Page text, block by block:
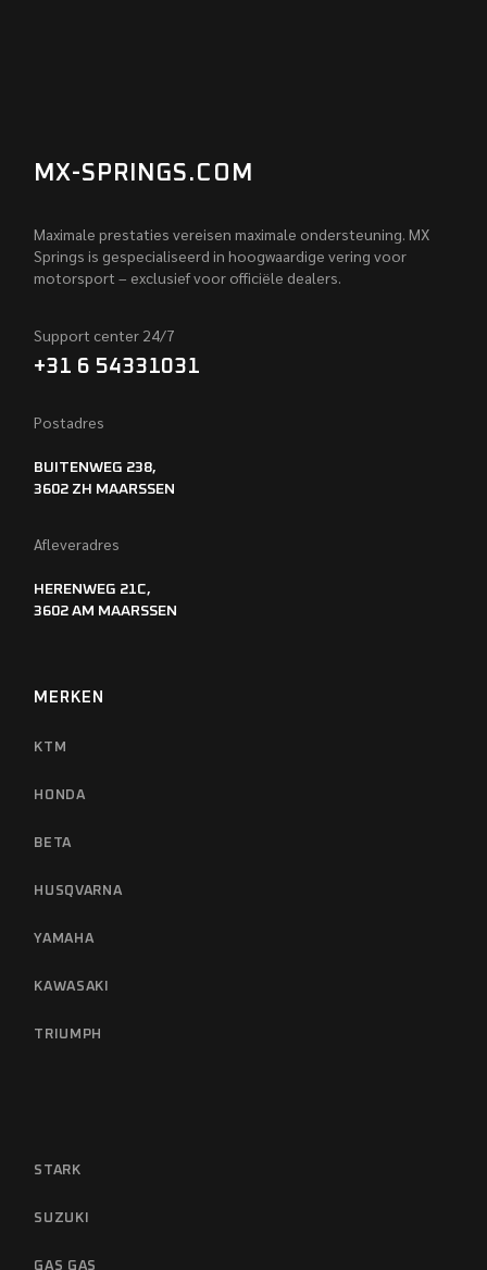
MX-SPRINGS.COM
Maximale prestaties vereisen maximale ondersteuning. MX
Springs is gespecialiseerd in hoogwaardige vering voor
motorsport – exclusief voor officiële dealers.
Support center 24/7
+31 6 54331031
Postadres
BUITENWEG 238,
3602 ZH MAARSSEN
Afleveradres
HERENWEG 21C,
3602 AM MAARSSEN
MERKEN
KTM
HONDA
BETA
HUSQVARNA
YAMAHA
KAWASAKI
TRIUMPH
STARK
SUZUKI
GAS GAS